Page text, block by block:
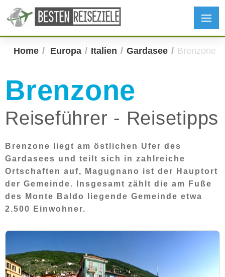
Home Europa Italien Gardasee Brenzone
Brenzone
Reiseführer - Reisetipps
Brenzone liegt am östlichen Ufer des
Gardasees und teilt sich in zahlreiche
Ortschaften auf, Magugnano ist der Hauptort
der Gemeinde. Insgesamt zählt die am Fuße
des Monte Baldo liegende Gemeinde etwa
2.500 Einwohner.